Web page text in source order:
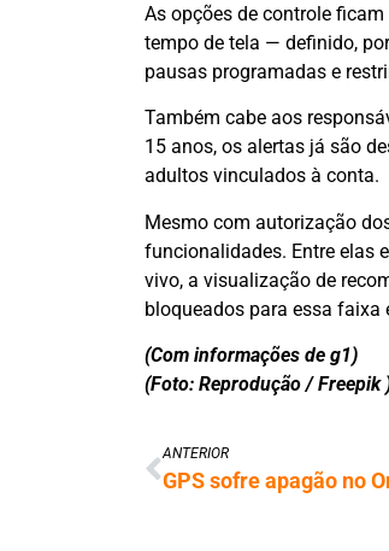
As opções de controle
tempo de tela — definido,
pausas programadas e
Também cabe aos
15 anos, os alertas já são
adultos vinculados à conta.
Mesmo com autorização
funcionalidades. Entre elas
vivo, a visualização de
bloqueados para essa faixa
(Com informações de g1)
(Foto: Reprodução / Freepik
ANTERIOR